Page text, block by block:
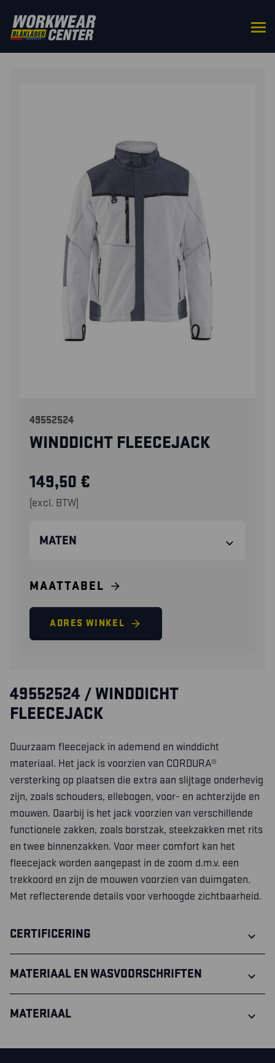
HOME/BOVENKLEDING
49552524
WINDDICHT FLEECEJACK
149,50 €
(excl. BTW)
MATEN
MAATTABEL
ADRES WINKEL
49552524 / WINDDICHT
FLEECEJACK
Duurzaam fleecejack in ademend en winddicht
materiaal. Het jack is voorzien van CORDURA®
versterking op plaatsen die extra aan slijtage onderhevig
zijn, zoals schouders, ellebogen, voor- en achterzijde en
mouwen. Daarbij is het jack voorzien van verschillende
functionele zakken, zoals borstzak, steekzakken met rits
en twee binnenzakken. Voor meer comfort kan het
fleecejack worden aangepast in de zoom d.m.v. een
trekkoord en zijn de mouwen voorzien van duimgaten.
Met reflecterende details voor verhoogde zichtbaarheid.
CERTIFICERING
MATERIAAL EN WASVOORSCHRIFTEN
MATERIAAL